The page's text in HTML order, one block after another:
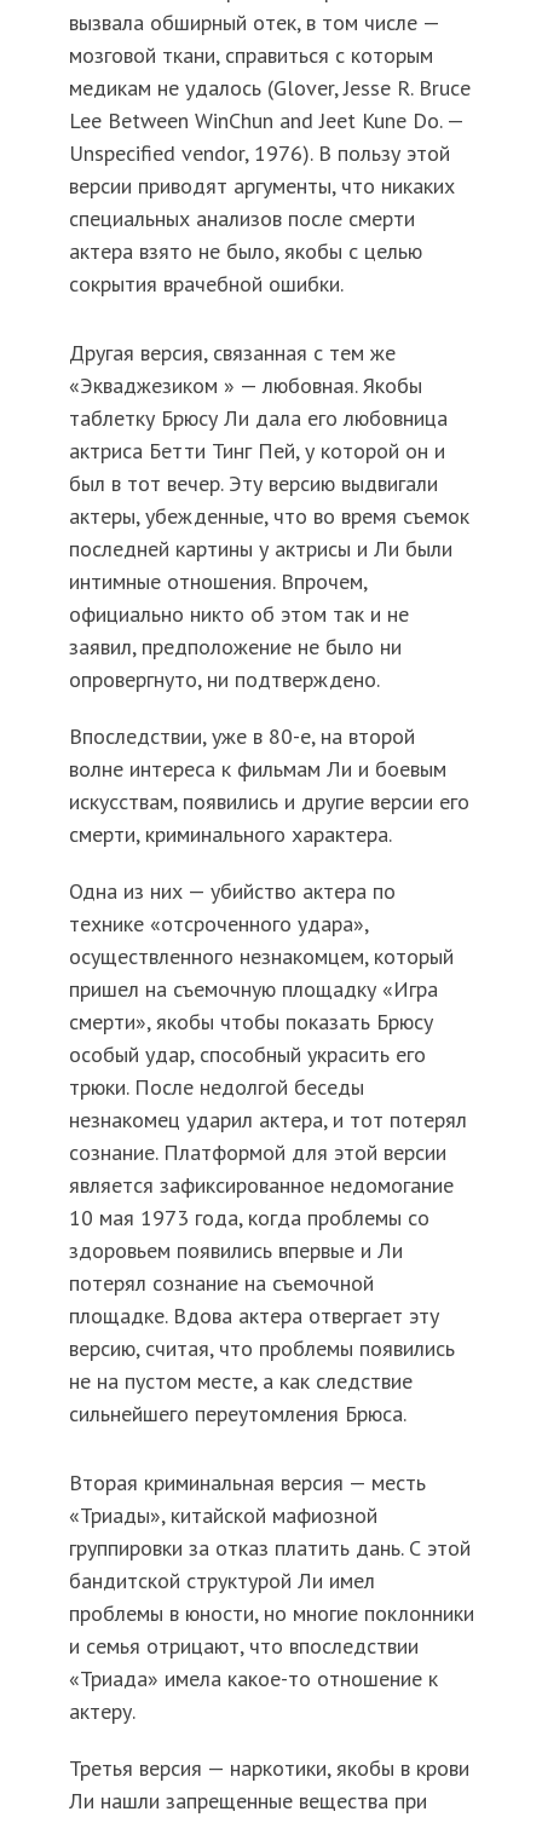
вызвала обширный отек, в том числе —
мозговой ткани, справиться с которым
медикам не удалось (Glover, Jesse R. Bruce
Lee Between WinChun and Jeet Kune Do. —
Unspecified vendor, 1976). В пользу этой
версии приводят аргументы, что никаких
специальных анализов после смерти
актера взято не было, якобы с целью
сокрытия врачебной ошибки.
Другая версия, связанная с тем же
«Экваджезиком » — любовная. Якобы
таблетку Брюсу Ли дала его любовница
актриса Бетти Тинг Пей, у которой он и
был в тот вечер. Эту версию выдвигали
актеры, убежденные, что во время съемок
последней картины у актрисы и Ли были
интимные отношения. Впрочем,
официально никто об этом так и не
заявил, предположение не было ни
опровергнуто, ни подтверждено.
Впоследствии, уже в 80-е, на второй
волне интереса к фильмам Ли и боевым
искусствам, появились и другие версии его
смерти, криминального характера.
Одна из них — убийство актера по
технике «отсроченного удара»,
осуществленного незнакомцем, который
пришел на съемочную площадку «Игра
смерти», якобы чтобы показать Брюсу
особый удар, способный украсить его
трюки. После недолгой беседы
незнакомец ударил актера, и тот потерял
сознание. Платформой для этой версии
является зафиксированное недомогание
10 мая 1973 года, когда проблемы со
здоровьем появились впервые и Ли
потерял сознание на съемочной
площадке. Вдова актера отвергает эту
версию, считая, что проблемы появились
не на пустом месте, а как следствие
сильнейшего переутомления Брюса.
Вторая криминальная версия — месть
«Триады», китайской мафиозной
группировки за отказ платить дань. С этой
бандитской структурой Ли имел
проблемы в юности, но многие поклонники
и семья отрицают, что впоследствии
«Триада» имела какое-то отношение к
актеру.
Третья версия — наркотики, якобы в крови
Ли нашли запрещенные вещества при